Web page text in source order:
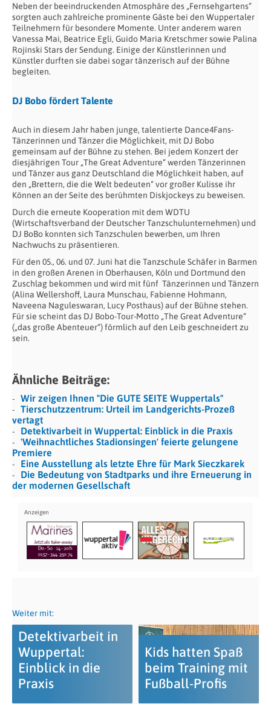
Neben der beeindruckenden Atmosphäre des „Fernsehgartens“
sorgten auch zahlreiche prominente Gäste bei den Wuppertaler
Teilnehmern für besondere Momente. Unter anderem waren
Vanessa Mai, Beatrice Egli, Guido Maria Kretschmer sowie Palina
Rojinski Stars der Sendung. Einige der Künstlerinnen und
Künstler durften sie dabei sogar tänzerisch auf der Bühne
begleiten.
DJ Bobo fördert Talente
Auch in diesem Jahr haben junge, talentierte Dance4Fans-
Tänzerinnen und Tänzer die Möglichkeit, mit DJ Bobo
gemeinsam auf der Bühne zu stehen. Bei jedem Konzert der
diesjährigen Tour „The Great Adventure“ werden Tänzerinnen
und Tänzer aus ganz Deutschland die Möglichkeit haben, auf
den „Brettern, die die Welt bedeuten“ vor großer Kulisse ihr
Können an der Seite des berühmten Diskjockeys zu beweisen.
Durch die erneute Kooperation mit dem WDTU
(Wirtschaftsverband der Deutscher Tanzschulunternehmen) und
DJ BoBo konnten sich Tanzschulen bewerben, um Ihren
Nachwuchs zu präsentieren.
Für den 05., 06. und 07. Juni hat die Tanzschule Schäfer in Barmen
in den großen Arenen in Oberhausen, Köln und Dortmund den
Zuschlag bekommen und wird mit fünf Tänzerinnen und Tänzern
(Alina Wellershoff, Laura Munschau, Fabienne Hohmann,
Naveena Naguleswaran, Lucy Posthaus) auf der Bühne stehen.
Für sie scheint das DJ Bobo-Tour-Motto „The Great Adventure“
(„das große Abenteuer“) förmlich auf den Leib geschneidert zu
sein.
Ähnliche Beiträge:
Wir zeigen Ihnen "Die GUTE SEITE Wuppertals"
Tierschutzzentrum: Urteil im Landgerichts-Prozeß
vertagt
Detektivarbeit in Wuppertal: Einblick in die Praxis
'Weihnachtliches Stadionsingen' feierte gelungene
Premiere
Eine Ausstellung als letzte Ehre für Mark Sieczkarek
Die Bedeutung von Stadtparks und ihre Erneuerung in
der modernen Gesellschaft
Weiter mit:
Detektivarbeit in
Wuppertal:
Einblick in die
Praxis
Kids hatten Spaß
beim Training mit
Fußball-Profis